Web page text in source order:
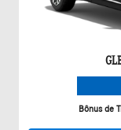
Bônus de